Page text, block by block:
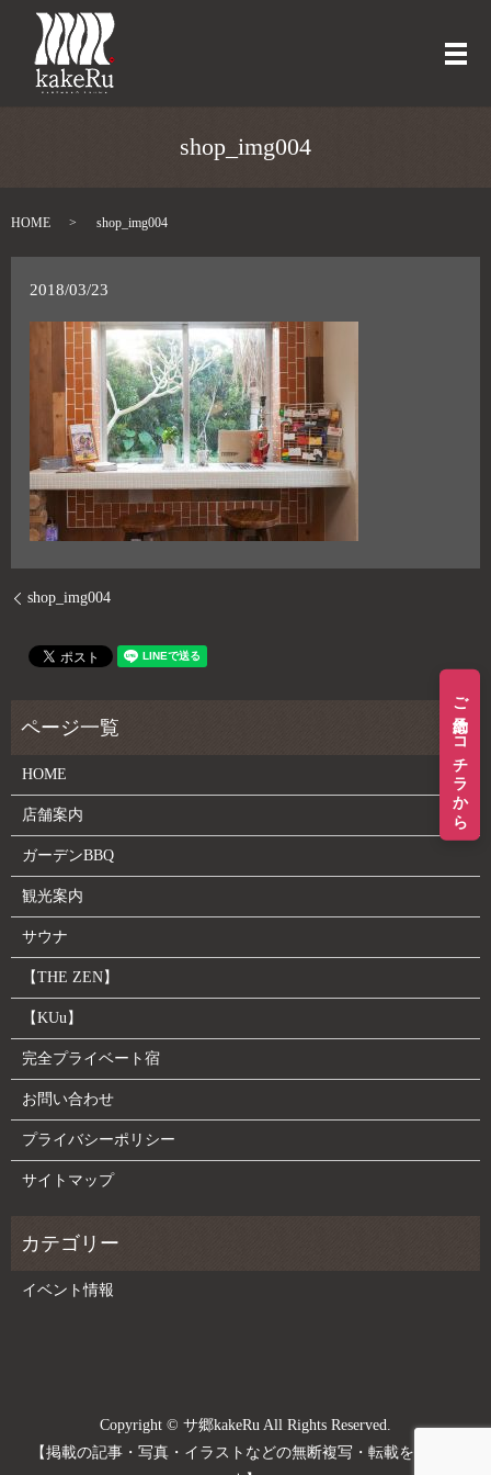
メ
shop_img004
HOME shop_img004
2018/03/23
shop_img004
HOME
店舗案内
ガーデンBBQ
観光案内
サウナ
【THE ZEN】
【KUu】
完全プライベート宿
お問い合わせ
プライバシーポリシー
サイトマップ
イベント情報
Copyright © サ郷kakeRu All Rights Reserved.
【掲載の記事・写真・イラストなどの無断複写・転載を禁じま
ご予約はコチラから